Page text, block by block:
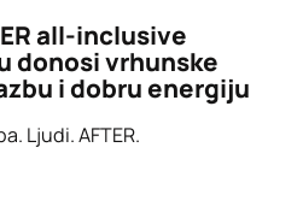
all-inclusive
donosi vrhunske
i dobru energiju
Ljudi. AFTER.